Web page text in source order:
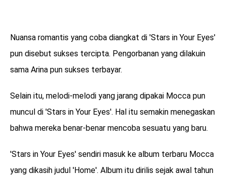
Nuansa romantis yang coba diangkat di 'Stars in Your Eyes'
pun disebut sukses tercipta. Pengorbanan yang dilakuin
sama Arina pun sukses terbayar.
Selain itu, melodi-melodi yang jarang dipakai Mocca pun
muncul di 'Stars in Your Eyes'. Hal itu semakin menegaskan
bahwa mereka benar-benar mencoba sesuatu yang baru.
'Stars in Your Eyes' sendiri masuk ke album terbaru Mocca
yang dikasih judul 'Home'. Album itu dirilis sejak awal tahun